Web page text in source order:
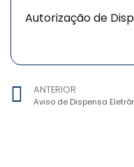
Autorização de
ANTERIOR